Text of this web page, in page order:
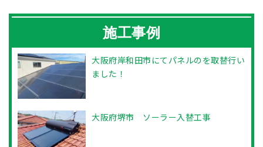
施工事例
大阪府岸和田市にてパネルのを取替行い
ました！
大阪府堺市 ソーラー入替工事